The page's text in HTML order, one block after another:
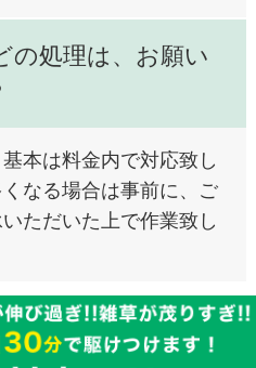
の処理は、お願い
本は料金内で対応致し
なる場合は事前に、ご
ただいた上で作業致し